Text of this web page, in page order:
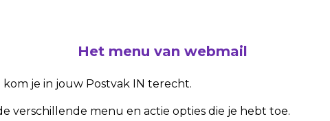
Het menu van webmail
je in jouw Postvak IN terecht.
verschillende menu en actie opties die je hebt toe.